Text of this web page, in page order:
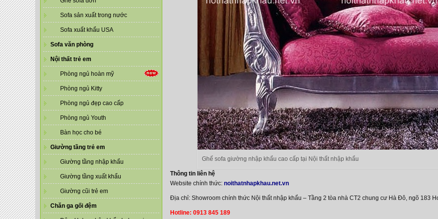
Sofa sản xuất trong nước
Sofa xuất khẩu USA
Sofa văn phòng
Nội thất trẻ em
Phòng ngủ hoàn mỹ
Phòng ngủ Kitty
Phòng ngủ đẹp cao cấp
Phòng ngủ Youth
Bàn học cho bé
Giường tầng trẻ em
Giường tầng nhập khẩu
Giường tầng xuất khẩu
Giường cũi trẻ em
Chăn ga gối đệm
Ghế sofa giường nhập khẩu cao cấp tại Nội thất nhập khẩu
Thông tin liên hệ
Website chính thức: noithatnhapkhau.net.vn
Địa chỉ: Showroom chính thức Nội thất nhập khẩu – Tầng 2 tòa nhà CT2 chung cư Hà Đô, ngõ 183
Hotline: 0913 845 189